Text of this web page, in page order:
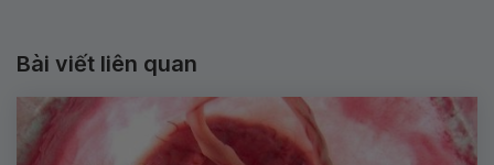
Bài viết liên quan